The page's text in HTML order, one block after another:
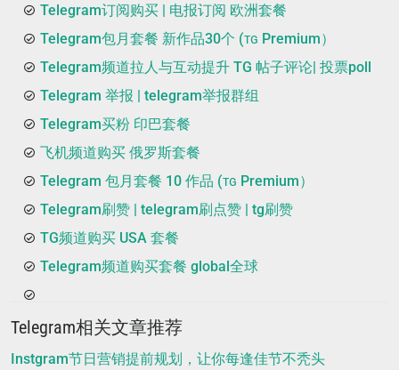
Telegram订阅购买 | 电报订阅 欧洲套餐
Telegram包月套餐 新作品30个 (ᴛɢ Premium）
Telegram频道拉人与互动提升 TG 帖子评论| 投票poll
Telegram 举报 | telegram举报群组
Telegram买粉 印巴套餐
飞机频道购买 俄罗斯套餐
Telegram 包月套餐 10 作品 (ᴛɢ Premium）
Telegram刷赞 | telegram刷点赞 | tg刷赞
TG频道购买 USA 套餐
Telegram频道购买套餐 global全球
Telegram相关文章推荐
Instgram节日营销提前规划，让你每逢佳节不秃头